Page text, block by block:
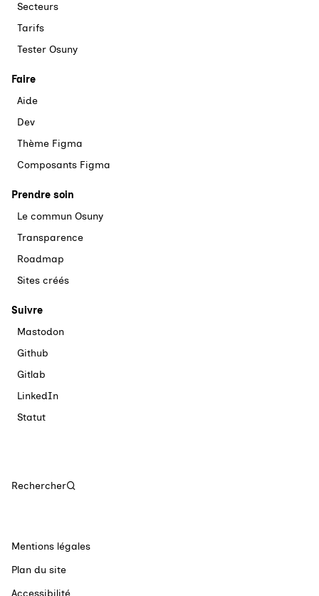
Secteurs
Tarifs
Tester Osuny
Faire
Aide
Dev
Thème Figma
Composants Figma
Prendre soin
Le commun Osuny
Transparence
Roadmap
Sites créés
Suivre
Mastodon
Github
Gitlab
LinkedIn
Statut
Rechercher
Mentions légales
Plan du site
Accessibilité